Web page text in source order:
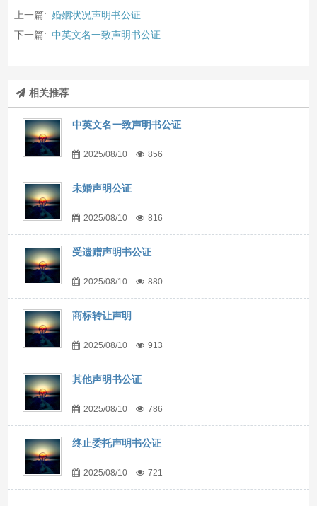
上一篇: 婚姻状况声明书公证
下一篇: 中英文名一致声明书公证
相关推荐
中英文名一致声明书公证
2025/08/10 856
未婚声明公证
2025/08/10 816
受遗赠声明书公证
2025/08/10 880
商标转让声明
2025/08/10 913
其他声明书公证
2025/08/10 786
终止委托声明书公证
2025/08/10 721